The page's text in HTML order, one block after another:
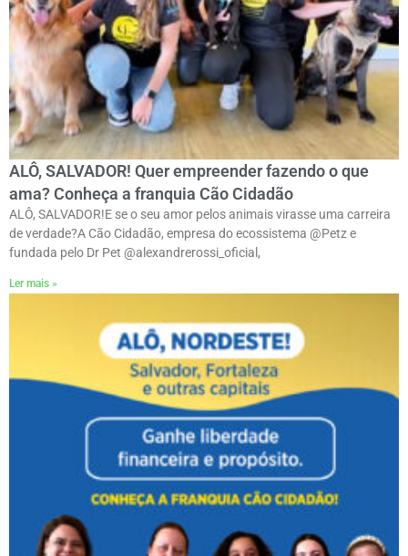
ALÔ, SALVADOR! Quer empreender fazendo o que
ama? Conheça a franquia Cão Cidadão
ALÔ, SALVADOR!E se o seu amor pelos animais virasse uma carreira
de verdade?ㅤA Cão Cidadão, empresa do ecossistema @Petz e
fundada pelo Dr Pet @alexandrerossi_oficial,
Ler mais »